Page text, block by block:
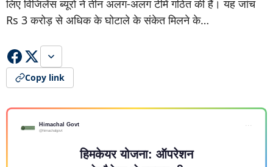
लिए विजिलेंस ब्यूरो ने तीन अलग-अलग टीमें गठित की हैं। यह जांच
Rs 3 करोड़ से अधिक के घोटाले के संकेत मिलने के…
Copy link